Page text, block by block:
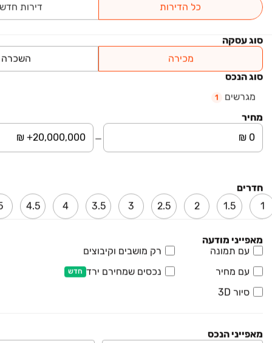
כל הדירות
דירות
סוג עסקה
מכירה
השכרה
סוג הנכס
מגרשים
1
מחיר
חדרים
1
1.5
2
2.5
3
3.5
4
4.5
מאפייני מודעה
עם תמונה
רק מושבים וקיבוצים
עם מחיר
נכסים שמחירם ירד חדש
סיור 3D
מאפייני הנכס
ניו-קוסט נכסים
קומה ‎קרקע‏ • 100 מ״ר
בהזדמנות חבל לפספס
שפע הנדל"ן
₪ 770,000
מגרשים
מגרשים, ראשון לציון
שדרות רחבעם זאבי